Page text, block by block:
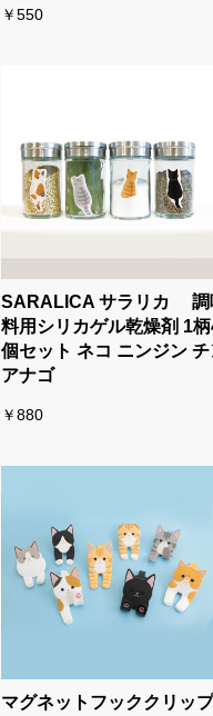
￥550
SARALICA サラリカ 調
料用シリカゲル乾燥剤 1
個セット ネコ ニンジン チ
アナゴ
￥880
マグネットフッククリップ